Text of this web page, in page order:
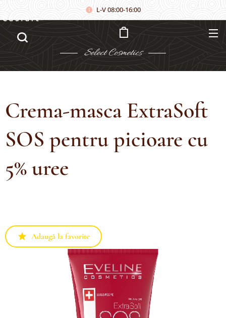
L-V 08:00-16:00
Select Cosmetics
Căutare
Crema-masca ExtraSoft
SOS pentru picioare cu
5% uree
Adaugă la favorite